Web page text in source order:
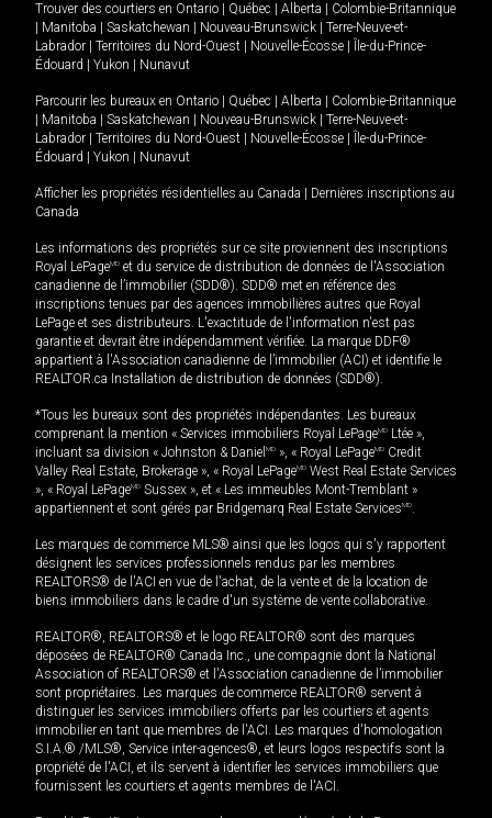
Trouver des courtiers en Ontario Québec Alberta
Colombie-Britannique
Manitoba Saskatchewan Nouveau-Brunswick
Terre-Neuve-et-
Labrador
Territoires du Nord-Ouest Nouvelle-Écosse
Île-du-Prince-
Édouard
Yukon Nunavut
Parcourir les bureaux en Ontario Québec Alberta
Colombie-Britannique
Manitoba Saskatchewan Nouveau-Brunswick
Terre-Neuve-et-
Labrador
Territoires du Nord-Ouest Nouvelle-Écosse
Île-du-Prince-
Édouard
Yukon Nunavut
Afficher les propriétés résidentielles au Canada
Dernières inscriptions au
Canada
Les informations des propriétés sur ce site proviennent des inscriptions
Royal LePageMD et du service de distribution de données de l'Association
canadienne de l’immobilier (SDD®). SDD® met en référence des
inscriptions tenues par des agences immobilières autres que Royal
LePage et ses distributeurs. L'exactitude de l'information n'est pas
garantie et devrait être indépendamment vérifiée. La marque DDF®
appartient à l'Association canadienne de l’immobilier (ACI) et identifie le
REALTOR.ca Installation de distribution de données (SDD®).
*Tous les bureaux sont des propriétés indépendantes. Les bureaux
comprenant la mention « Services immobiliers Royal LePageMD Ltée »,
incluant sa division « Johnston & Daniel MD », « Royal LePageMD Credit
Valley Real Estate, Brokerage », « Royal LePageMD West Real Estate Services
», « Royal LePageMD Sussex », et « Les immeubles Mont-Tremblant »
appartiennent et sont gérés par Bridgemarq Real Estate ServicesMD.
Les marques de commerce MLS® ainsi que les logos qui s'y rapportent
désignent les services professionnels rendus par les membres
REALTORS® de l'ACI en vue de l'achat, de la vente et de la location de
biens immobiliers dans le cadre d'un système de vente collaborative.
REALTOR®, REALTORS® et le logo REALTOR® sont des marques
déposées de REALTOR® Canada Inc., une compagnie dont la National
Association of REALTORS® et l'Association canadienne de l’immobilier
sont propriétaires. Les marques de commerce REALTOR® servent à
distinguer les services immobiliers offerts par les courtiers et agents
immobilier en tant que membres de l'ACI. Les marques d'homologation
S.I.A.® /MLS®, Service inter-agences®, et leurs logos respectifs sont la
propriété de l'ACI, et ils servent à identifier les services immobiliers que
fournissent les courtiers et agents membres de l'ACI.